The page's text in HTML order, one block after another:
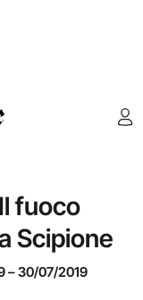
fuoco
Scipione
–30/07/2019